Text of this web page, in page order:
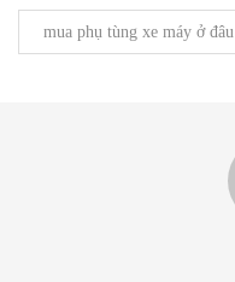
mua phụ tùng xe máy ở đâu